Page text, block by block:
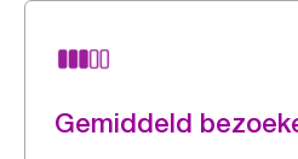
Gemiddeld